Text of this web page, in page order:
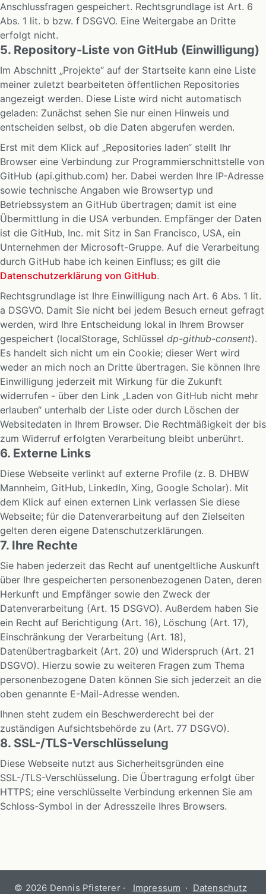
Anschlussfragen gespeichert. Rechtsgrundlage ist Art. 6
Abs. 1 lit. b bzw. f DSGVO. Eine Weitergabe an Dritte
erfolgt nicht.
5. Repository-Liste von GitHub (Einwilligung)
Im Abschnitt „Projekte“ auf der Startseite kann eine Liste
meiner zuletzt bearbeiteten öffentlichen Repositories
angezeigt werden. Diese Liste wird nicht automatisch
geladen: Zunächst sehen Sie nur einen Hinweis und
entscheiden selbst, ob die Daten abgerufen werden.
Erst mit dem Klick auf „Repositories laden“ stellt Ihr
Browser eine Verbindung zur Programmierschnittstelle von
GitHub (api.github.com) her. Dabei werden Ihre IP-Adresse
sowie technische Angaben wie Browsertyp und
Betriebssystem an GitHub übertragen; damit ist eine
Übermittlung in die USA verbunden. Empfänger der Daten
ist die GitHub, Inc. mit Sitz in San Francisco, USA, ein
Unternehmen der Microsoft-Gruppe. Auf die Verarbeitung
durch GitHub habe ich keinen Einfluss; es gilt die
Datenschutzerklärung von GitHub.
Rechtsgrundlage ist Ihre Einwilligung nach Art. 6 Abs. 1 lit.
a DSGVO. Damit Sie nicht bei jedem Besuch erneut gefragt
werden, wird Ihre Entscheidung lokal in Ihrem Browser
gespeichert (localStorage, Schlüssel dp-github-consent).
Es handelt sich nicht um ein Cookie; dieser Wert wird
weder an mich noch an Dritte übertragen. Sie können Ihre
Einwilligung jederzeit mit Wirkung für die Zukunft
widerrufen - über den Link „Laden von GitHub nicht mehr
erlauben“ unterhalb der Liste oder durch Löschen der
Websitedaten in Ihrem Browser. Die Rechtmäßigkeit der bis
zum Widerruf erfolgten Verarbeitung bleibt unberührt.
6. Externe Links
Diese Webseite verlinkt auf externe Profile (z. B. DHBW
Mannheim, GitHub, LinkedIn, Xing, Google Scholar). Mit
dem Klick auf einen externen Link verlassen Sie diese
Webseite; für die Datenverarbeitung auf den Zielseiten
gelten deren eigene Datenschutzerklärungen.
7. Ihre Rechte
Sie haben jederzeit das Recht auf unentgeltliche Auskunft
über Ihre gespeicherten personenbezogenen Daten, deren
Herkunft und Empfänger sowie den Zweck der
Datenverarbeitung (Art. 15 DSGVO). Außerdem haben Sie
ein Recht auf Berichtigung (Art. 16), Löschung (Art. 17),
Einschränkung der Verarbeitung (Art. 18),
Datenübertragbarkeit (Art. 20) und Widerspruch (Art. 21
DSGVO). Hierzu sowie zu weiteren Fragen zum Thema
personenbezogene Daten können Sie sich jederzeit an die
oben genannte E-Mail-Adresse wenden.
Ihnen steht zudem ein Beschwerderecht bei der
zuständigen Aufsichtsbehörde zu (Art. 77 DSGVO).
8. SSL-/TLS-Verschlüsselung
Diese Webseite nutzt aus Sicherheitsgründen eine
SSL-/TLS-Verschlüsselung. Die Übertragung erfolgt über
HTTPS; eine verschlüsselte Verbindung erkennen Sie am
Schloss-Symbol in der Adresszeile Ihres Browsers.
© 2026 Dennis Pfisterer· Impressum · Datenschutz